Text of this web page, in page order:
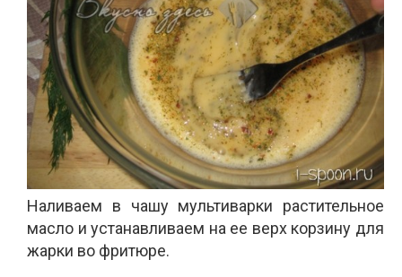
Наливаем в чашу мультиварки растительное
масло и устанавливаем на ее верх корзину для
жарки во фритюре.